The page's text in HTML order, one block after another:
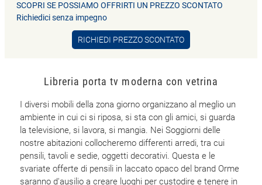
SCOPRI SE POSSIAMO OFFRIRTI UN PREZZO SCONTATO
Richiedici senza impegno
RICHIEDI PREZZO SCONTATO
Libreria porta tv moderna con vetrina
I diversi mobili della zona giorno organizzano al meglio un
ambiente in cui ci si riposa, si sta con gli amici, si guarda
la televisione, si lavora, si mangia. Nei Soggiorni delle
nostre abitazioni collocheremo differenti arredi, tra cui
pensili, tavoli e sedie, oggetti decorativi. Questa e le
svariate offerte di pensili in laccato opaco del brand Orme
saranno d'ausilio a creare luoghi per custodire e tenere in